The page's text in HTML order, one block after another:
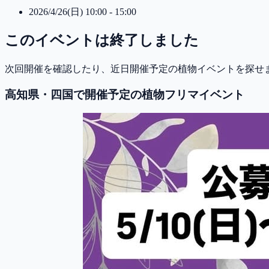
2026/4/26(日) 10:00 - 15:00
このイベントは終了しました
次回開催を確認したり、近日開催予定の植物イベントを探せ
高知県・四国で開催予定の植物フリマイベント